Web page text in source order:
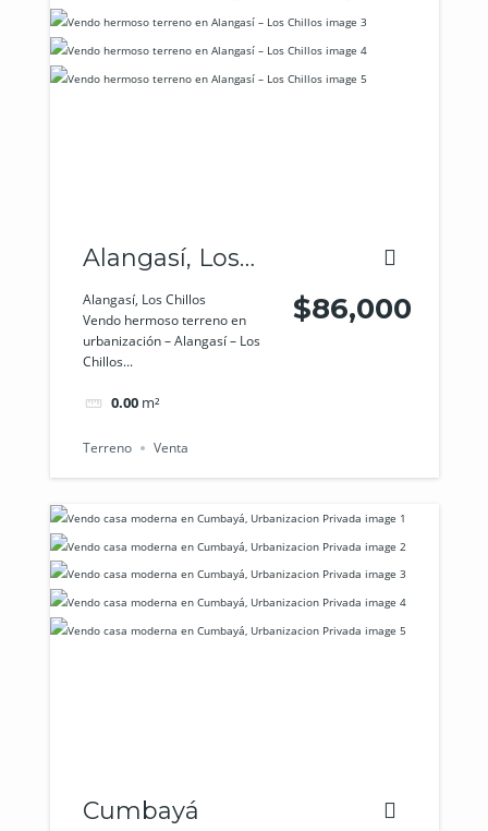
Alangasí, Los
Chillos
Alangasí, Los Chillos
Vendo hermoso terreno en
urbanización – Alangasí – Los
Chillos...
0.00 m²
$86,000
Terreno Venta
Cumbayá